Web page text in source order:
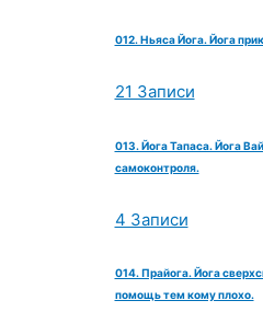
012. Ньяса Йога. Йога
21 Записи
013. Йога Тапаса. Йога
самоконтроля.
4 Записи
014. Прайога. Йога
помощь тем кому плохо.